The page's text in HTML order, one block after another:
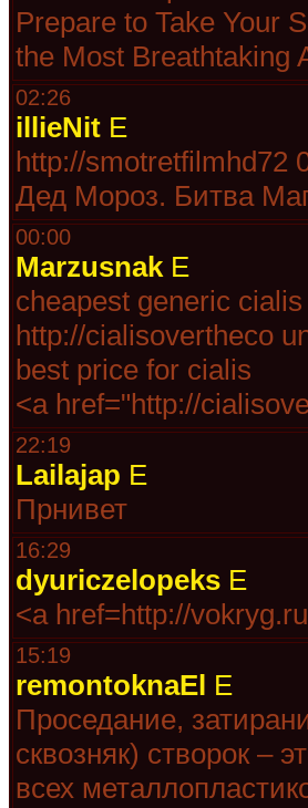
Prepare to Take Your
the Most Breathtaking
02:26
illieNit E
http://smotretfilmhd72
Дед Мороз. Битва
00:00
Marzusnak E
cheapest generic cialis
http://cialisovertheco
best price for cialis
<a href="http://
22:19
Lailajap E
Прнивет
16:29
dyuriczelopeks E
<a href=http://
15:19
remontoknaEl E
Проседание,
сквозняк) створок –
всех